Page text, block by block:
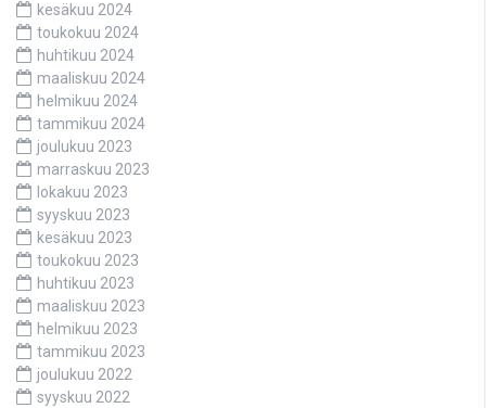
kesäkuu 2024
toukokuu 2024
huhtikuu 2024
maaliskuu 2024
helmikuu 2024
tammikuu 2024
joulukuu 2023
marraskuu 2023
lokakuu 2023
syyskuu 2023
kesäkuu 2023
toukokuu 2023
huhtikuu 2023
maaliskuu 2023
helmikuu 2023
tammikuu 2023
joulukuu 2022
syyskuu 2022